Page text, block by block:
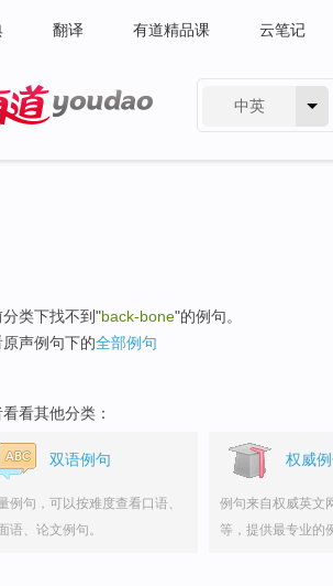
翻译 有道精品课 云笔记
中英
分类下找不到"back-bone"的例句。
声例句下的全部例句
看其他分类：
双语例句
例句，可以按难度查看口语、
语、论文例句。
权威
例句来自权威英文
等，提供最专业的